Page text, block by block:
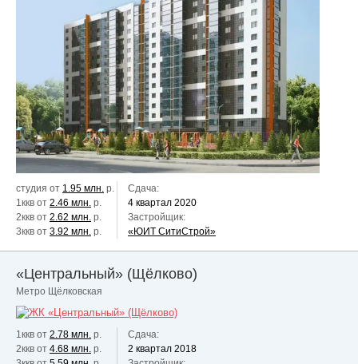
студия от 1.95 млн. р.
1ккв от 2.46 млн. р.
2ккв от 2.62 млн. р.
3ккв от 3.92 млн. р.
Сдача:
4 квартал 2020
Застройщик:
«ЮИТ СитиСтрой»
«Центральный» (Щёлково)
Метро Щёлковская
1ккв от 2.78 млн. р.
2ккв от 4.68 млн. р.
Сдача:
2 квартал 2018